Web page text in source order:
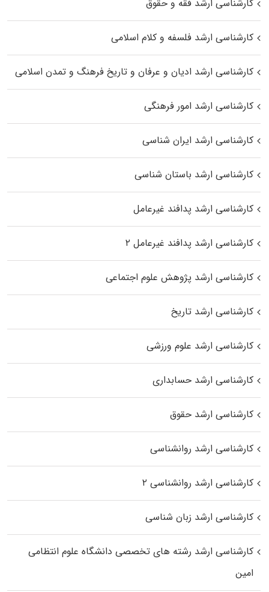
کارشناسی ارشد فقه و حقوق
کارشناسی ارشد فلسفه و کلام اسلامی
کارشناسی ارشد ادیان و عرفان و تاریخ فرهنگ و تمدن اسلامی
کارشناسی ارشد امور فرهنگی
کارشناسی ارشد ایران شناسی
کارشناسی ارشد باستان شناسی
کارشناسی ارشد پدافند غیرعامل
کارشناسی ارشد پدافند غیرعامل ۲
کارشناسی ارشد پژوهش علوم اجتماعی
کارشناسی ارشد تاریخ
کارشناسی ارشد علوم ورزشی
کارشناسی ارشد حسابداری
کارشناسی ارشد حقوق
کارشناسی ارشد روانشناسی
کارشناسی ارشد روانشناسی ۲
کارشناسی ارشد زبان شناسی
کارشناسی ارشد رﺷﺘﻪ ﻫﺎی تخصصی داﻧﺸﮕﺎه ﻋﻠﻮم انتظامی
اﻣﻴﻦ